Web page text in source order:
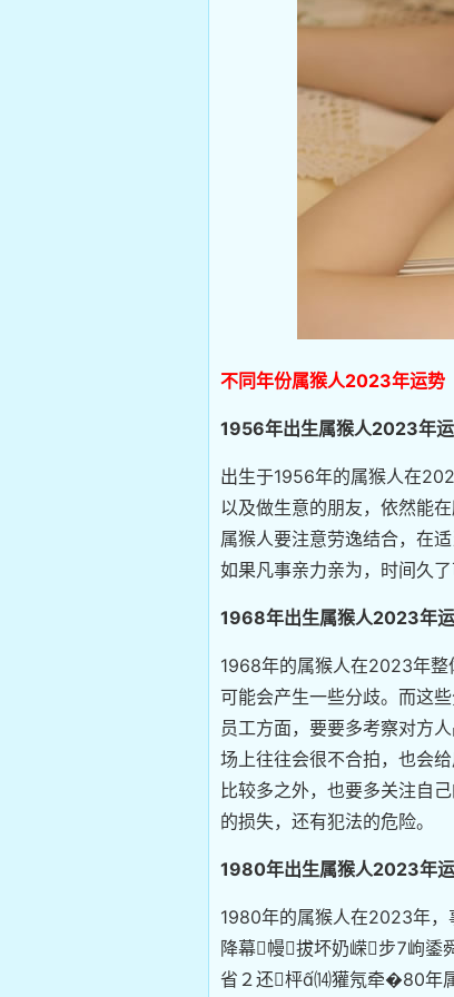
不同年份属猴人2023年运势
1956年出生属猴人2023年
出生于1956年的属猴人在
以及做生意的朋友，依然能
属猴人要注意劳逸结合，在
如果凡事亲力亲为，时间久了
1968年出生属猴人2023年
1968年的属猴人在2023年整
可能会产生一些分歧。而这
员工方面，要要多考察对方
场上往往会很不合拍，也会
比较多之外，也要多关注自
的损失，还有犯法的危险。
1980年出生属猴人2023年
1980年的属猴人在2023年，
降幕幔拔坏奶嵘步岣鋈
省２还枰⒁獾氖牵�80年